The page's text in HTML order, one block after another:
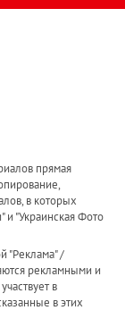
прямая
в которых
и "Украинская Фото
"Реклама" /
рекламными и
в
в этих